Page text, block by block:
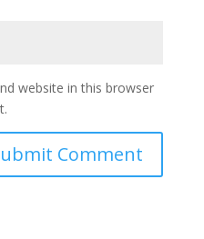
website in this browser